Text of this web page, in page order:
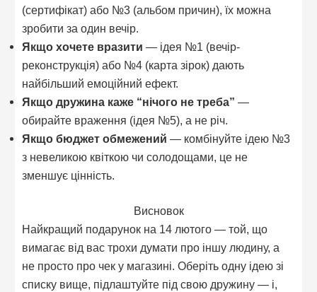
(сертифікат) або №3 (альбом причин), їх можна
зробити за один вечір.
Якщо хочете вразити — ідея №1 (вечір-
реконструкція) або №4 (карта зірок) дають
найбільший емоційний ефект.
Якщо дружина каже “нічого не треба” —
обирайте враження (ідея №5), а не річ.
Якщо бюджет обмежений — комбінуйте ідею №3
з невеликою квіткою чи солодощами, це не
зменшує цінність.
Висновок
Найкращий подарунок на 14 лютого — той, що
вимагає від вас трохи думати про іншу людину, а
не просто про чек у магазині. Оберіть одну ідею зі
списку вище, підлаштуйте під свою дружину — і,